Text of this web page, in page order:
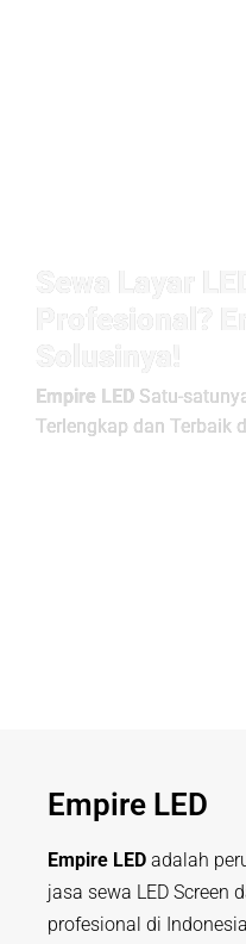
Sewa Layar
Profesional?
Solusinya!
Empire LED Satu-
Terlengkap dan Terbaik
Empire LED
Empire LED adalah
jasa sewa LED Screen
profesional di